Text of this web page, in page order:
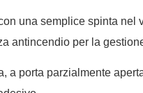
una semplice spinta nel
antincendio per la
a porta parzialmente